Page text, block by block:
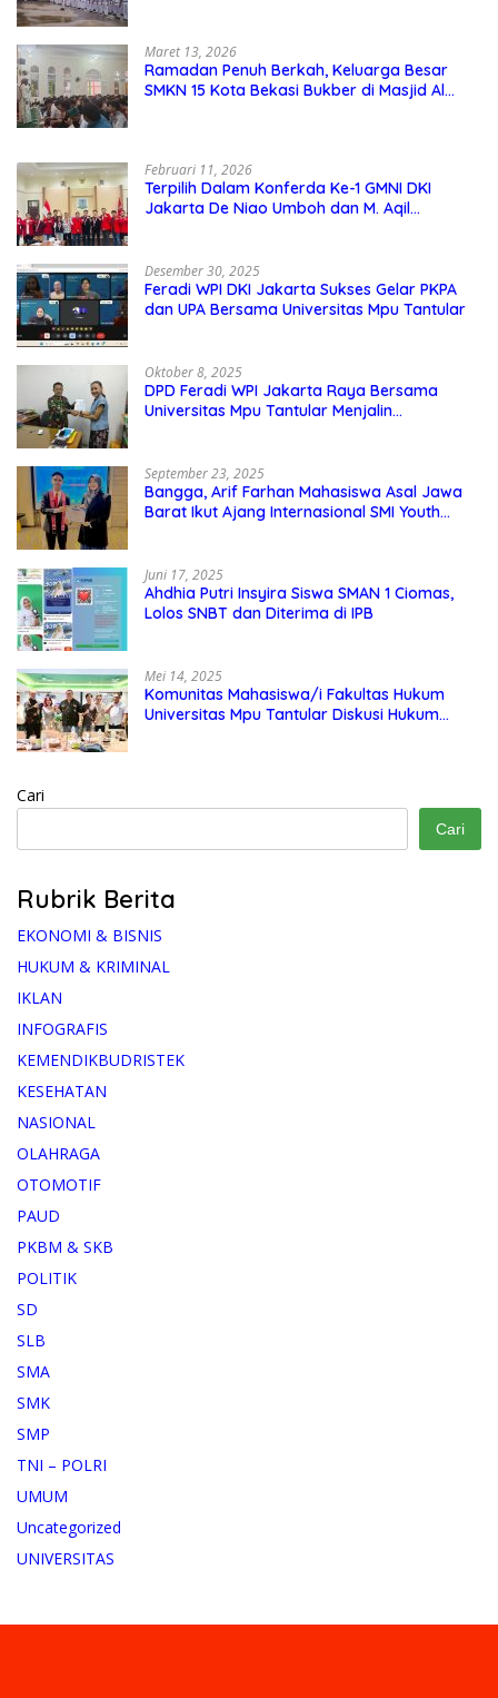
Maret 13, 2026
Ramadan Penuh Berkah, Keluarga Besar
SMKN 15 Kota Bekasi Bukber di Masjid Al
Februari 11, 2026
Terpilih Dalam Konferda Ke-1 GMNI DKI
Jakarta De Niao Umboh dan M. Aqil
Desember 30, 2025
Feradi WPI DKI Jakarta Sukses Gelar PKPA
dan UPA Bersama Universitas Mpu Tantular
Oktober 8, 2025
DPD Feradi WPI Jakarta Raya Bersama
Universitas Mpu Tantular Menjalin
September 23, 2025
Bangga, Arif Farhan Mahasiswa Asal Jawa
Barat Ikut Ajang Internasional SMI Youth
Juni 17, 2025
Ahdhia Putri Insyira Siswa SMAN 1 Ciomas,
Lolos SNBT dan Diterima di IPB
Mei 14, 2025
Komunitas Mahasiswa/i Fakultas Hukum
Universitas Mpu Tantular Diskusi Hukum
Cari
Cari
Rubrik Berita
EKONOMI & BISNIS
HUKUM & KRIMINAL
IKLAN
INFOGRAFIS
KEMENDIKBUDRISTEK
KESEHATAN
NASIONAL
OLAHRAGA
OTOMOTIF
PAUD
PKBM & SKB
POLITIK
SD
SLB
SMA
SMK
SMP
TNI – POLRI
UMUM
Uncategorized
UNIVERSITAS